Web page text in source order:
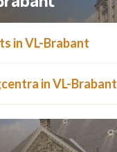
in VL-Brabant
in VL-Brabant